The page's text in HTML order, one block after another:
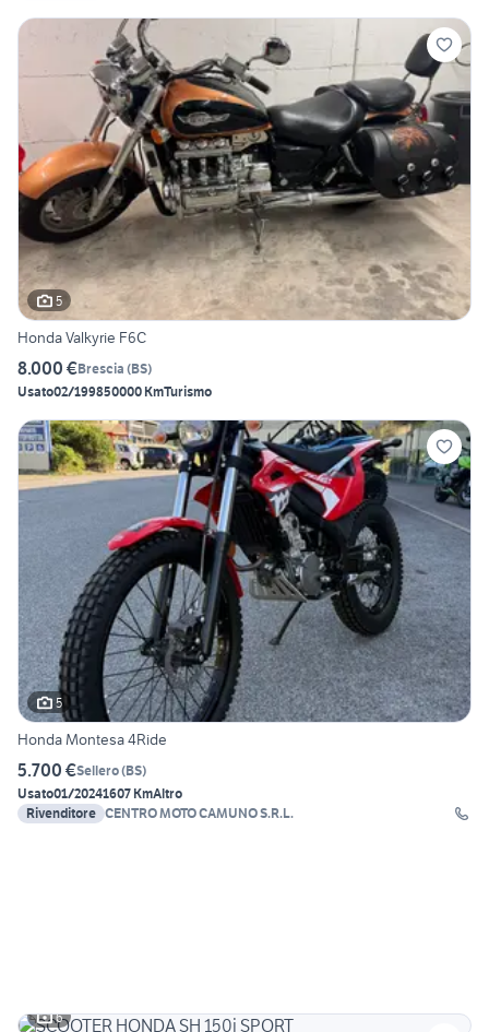
5
Honda Valkyrie F6C
8.000 €Brescia (BS)
Usato02/199850000 KmTurismo
5
Honda Montesa 4Ride
5.700 €Sellero(BS)
Usato01/20241607 KmAltro
Rivenditore CENTRO MOTO CAMUNO S.R.L.
6